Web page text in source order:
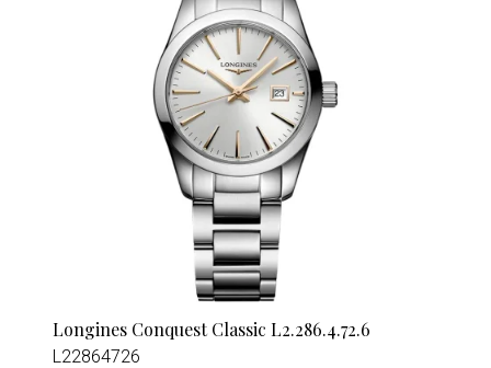
Longines Conquest Classic L2.286.4.72.6
L22864726